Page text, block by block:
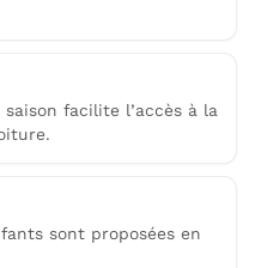
facilite l’accès à la
sont proposées en